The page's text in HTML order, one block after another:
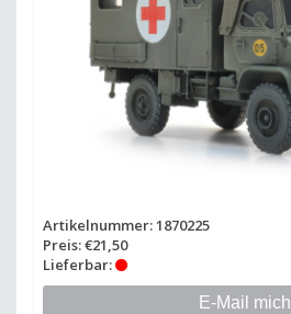
Artikelnummer: 1870225
Preis: €21,50
Lieferbar:
E-Mail mich